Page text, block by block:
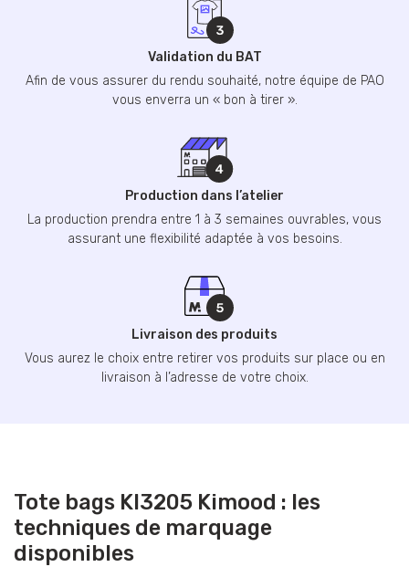
Validation du BAT
Afin de vous assurer du rendu souhaité, notre équipe de PAO
vous enverra un « bon à tirer ».
Production dans l’atelier
La production prendra entre 1 à 3 semaines ouvrables, vous
assurant une flexibilité adaptée à vos besoins.
Livraison des produits
Vous aurez le choix entre retirer vos produits sur place ou en
livraison à l’adresse de votre choix.
Tote bags KI3205 Kimood : les
techniques de marquage
disponibles